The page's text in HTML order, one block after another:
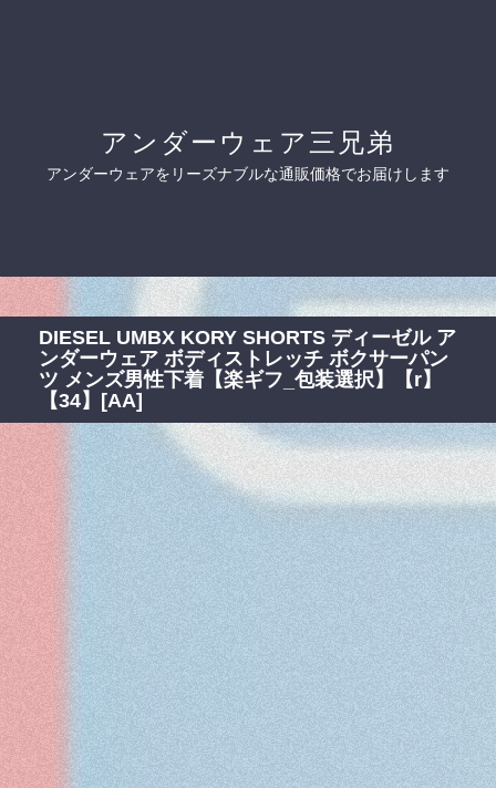
アンダーウェア三兄弟
アンダーウェアをリーズナブルな通販価格でお届けします
DIESEL UMBX KORY SHORTS ディーゼル ア
ンダーウェア ボディストレッチ ボクサーパン
ツ メンズ男性下着【楽ギフ_包装選択】【r】
【34】[AA]